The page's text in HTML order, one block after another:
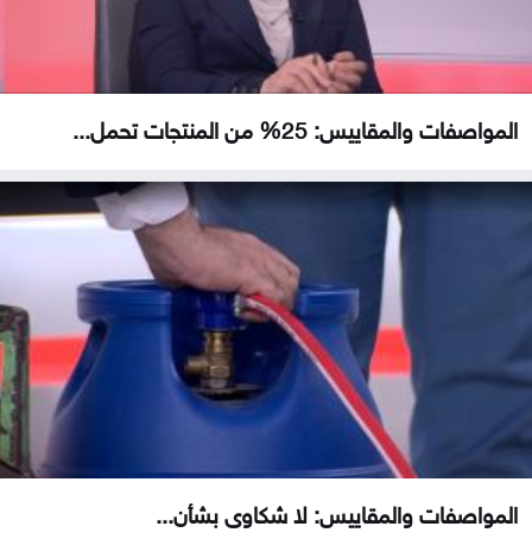
المواصفات والمقاييس: 25% من المنتجات تحمل...
المواصفات والمقاييس: لا شكاوى بشأن...